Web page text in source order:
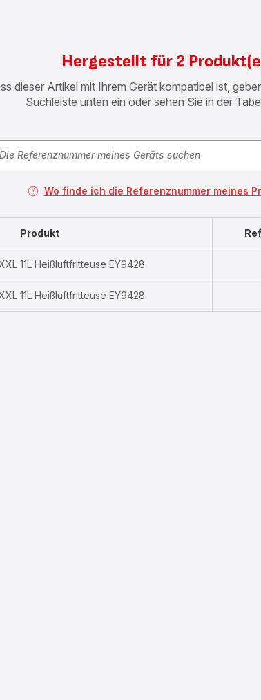
Hergestellt für 2
dieser Artikel mit Ihrem Gerät kompatibel ist,
Suchleiste unten ein oder sehen Sie in der
Wo finde ich die Referenznummer meines
Produkt
11L Heißluftfritteuse EY9428
11L Heißluftfritteuse EY9428